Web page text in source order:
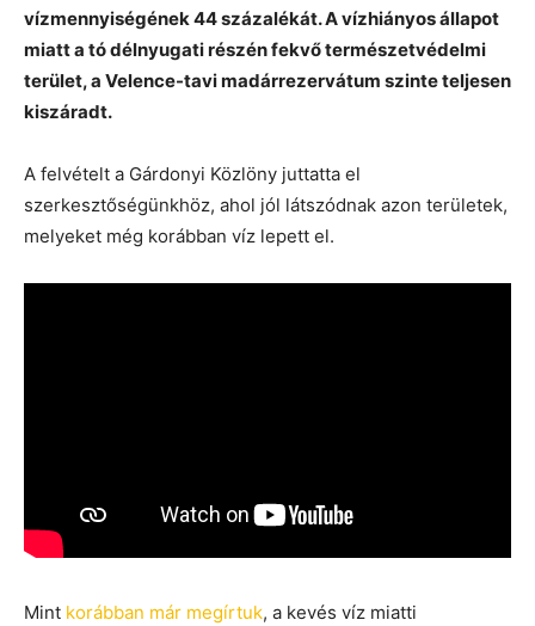
vízmennyiségének 44 százalékát. A vízhiányos állapot
miatt a tó délnyugati részén fekvő természetvédelmi
terület, a Velence-tavi madárrezervátum szinte teljesen
kiszáradt.
A felvételt a Gárdonyi Közlöny juttatta el
szerkesztőségünkhöz, ahol jól látszódnak azon területek,
melyeket még korábban víz lepett el.
Mint korábban már megírtuk, a kevés víz miatti